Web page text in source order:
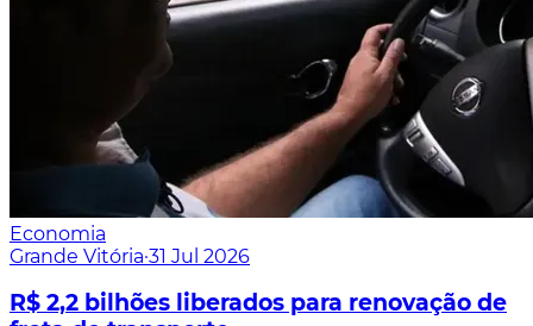
Economia
Grande Vitória·31 Jul 2026
R$ 2,2 bilhões liberados para renovação de